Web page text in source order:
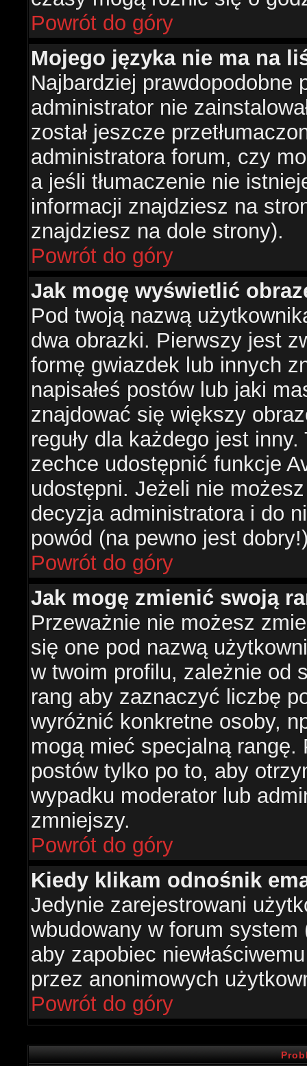
Powrót do góry
Mojego języka nie ma na
Najbardziej prawdopodobne
administrator nie
został jeszcze
administratora forum, czy
a jeśli tłumaczenie nie
informacji znajdziesz na
znajdziesz na dole strony).
Powrót do góry
Jak mogę wyświetlić
Pod twoją nazwą
dwa obrazki. Pierwszy jest
formę gwiazdek lub innych
napisałeś postów lub jaki
znajdować się większy
reguły dla każdego jest
zechce udostępnić funkcje
udostępni. Jeżeli nie
decyzja administratora i do
powód (na pewno jest
Powrót do góry
Jak mogę zmienić swoją
Przeważnie nie możesz
się one pod nazwą
w twoim profilu, zależnie od
rang aby zaznaczyć liczbę
wyróżnić konkretne osoby,
mogą mieć specjalną
postów tylko po to, aby
wypadku moderator lub
zmniejszy.
Powrót do góry
Kiedy klikam odnośnik
Jedynie zarejestrowani
wbudowany w forum system
aby zapobiec
przez anonimowych
Powrót do góry